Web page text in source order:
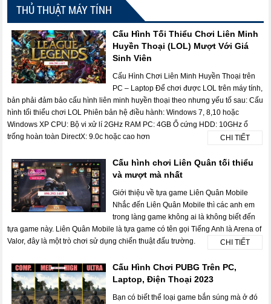
THỦ THUẬT MÁY TÍNH
Cấu Hình Tối Thiểu Chơi Liên Minh
Huyền Thoại (LOL) Mượt Với Giá
Sinh Viên
Cấu Hình Chơi Liên Minh Huyền Thoại trên
PC – Laptop Để chơi được LOL trên máy tính,
bản phải đảm bảo cấu hình liên minh huyền thoại theo nhưng yếu tố sau: Cấu
hình tối thiểu chơi LOL Phiên bản hệ điều hành: Windows 7, 8,10 hoặc
Windows XP CPU: Bộ vi xử lí 2GHz RAM PC: 4GB Ổ cứng HDD: 10GHz ổ
trống hoàn toàn DirectX: 9.0c hoặc cao hơn
CHI TIẾT
Cấu hình chơi Liên Quân tối thiểu
và mượt mà nhất
Giới thiệu về tựa game Liên Quân Mobile
Nhắc đến Liên Quân Mobile thì các anh em
trong làng game không ai là không biết đến
tựa game này. Liên Quân Mobile là tựa game có tên gọi Tiếng Anh là Arena of
Valor, đây là một trò chơi sử dụng chiến thuật đấu trường.
CHI TIẾT
Cấu Hình Chơi PUBG Trên PC,
Laptop, Điện Thoại 2023
Bạn có biết thể loại game bắn súng mà ở đó